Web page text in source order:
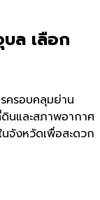
บล เลือก
ครอบคลุมย่าน
นและสภาพอากาศ
จังหวัดเพื่อสะดวก